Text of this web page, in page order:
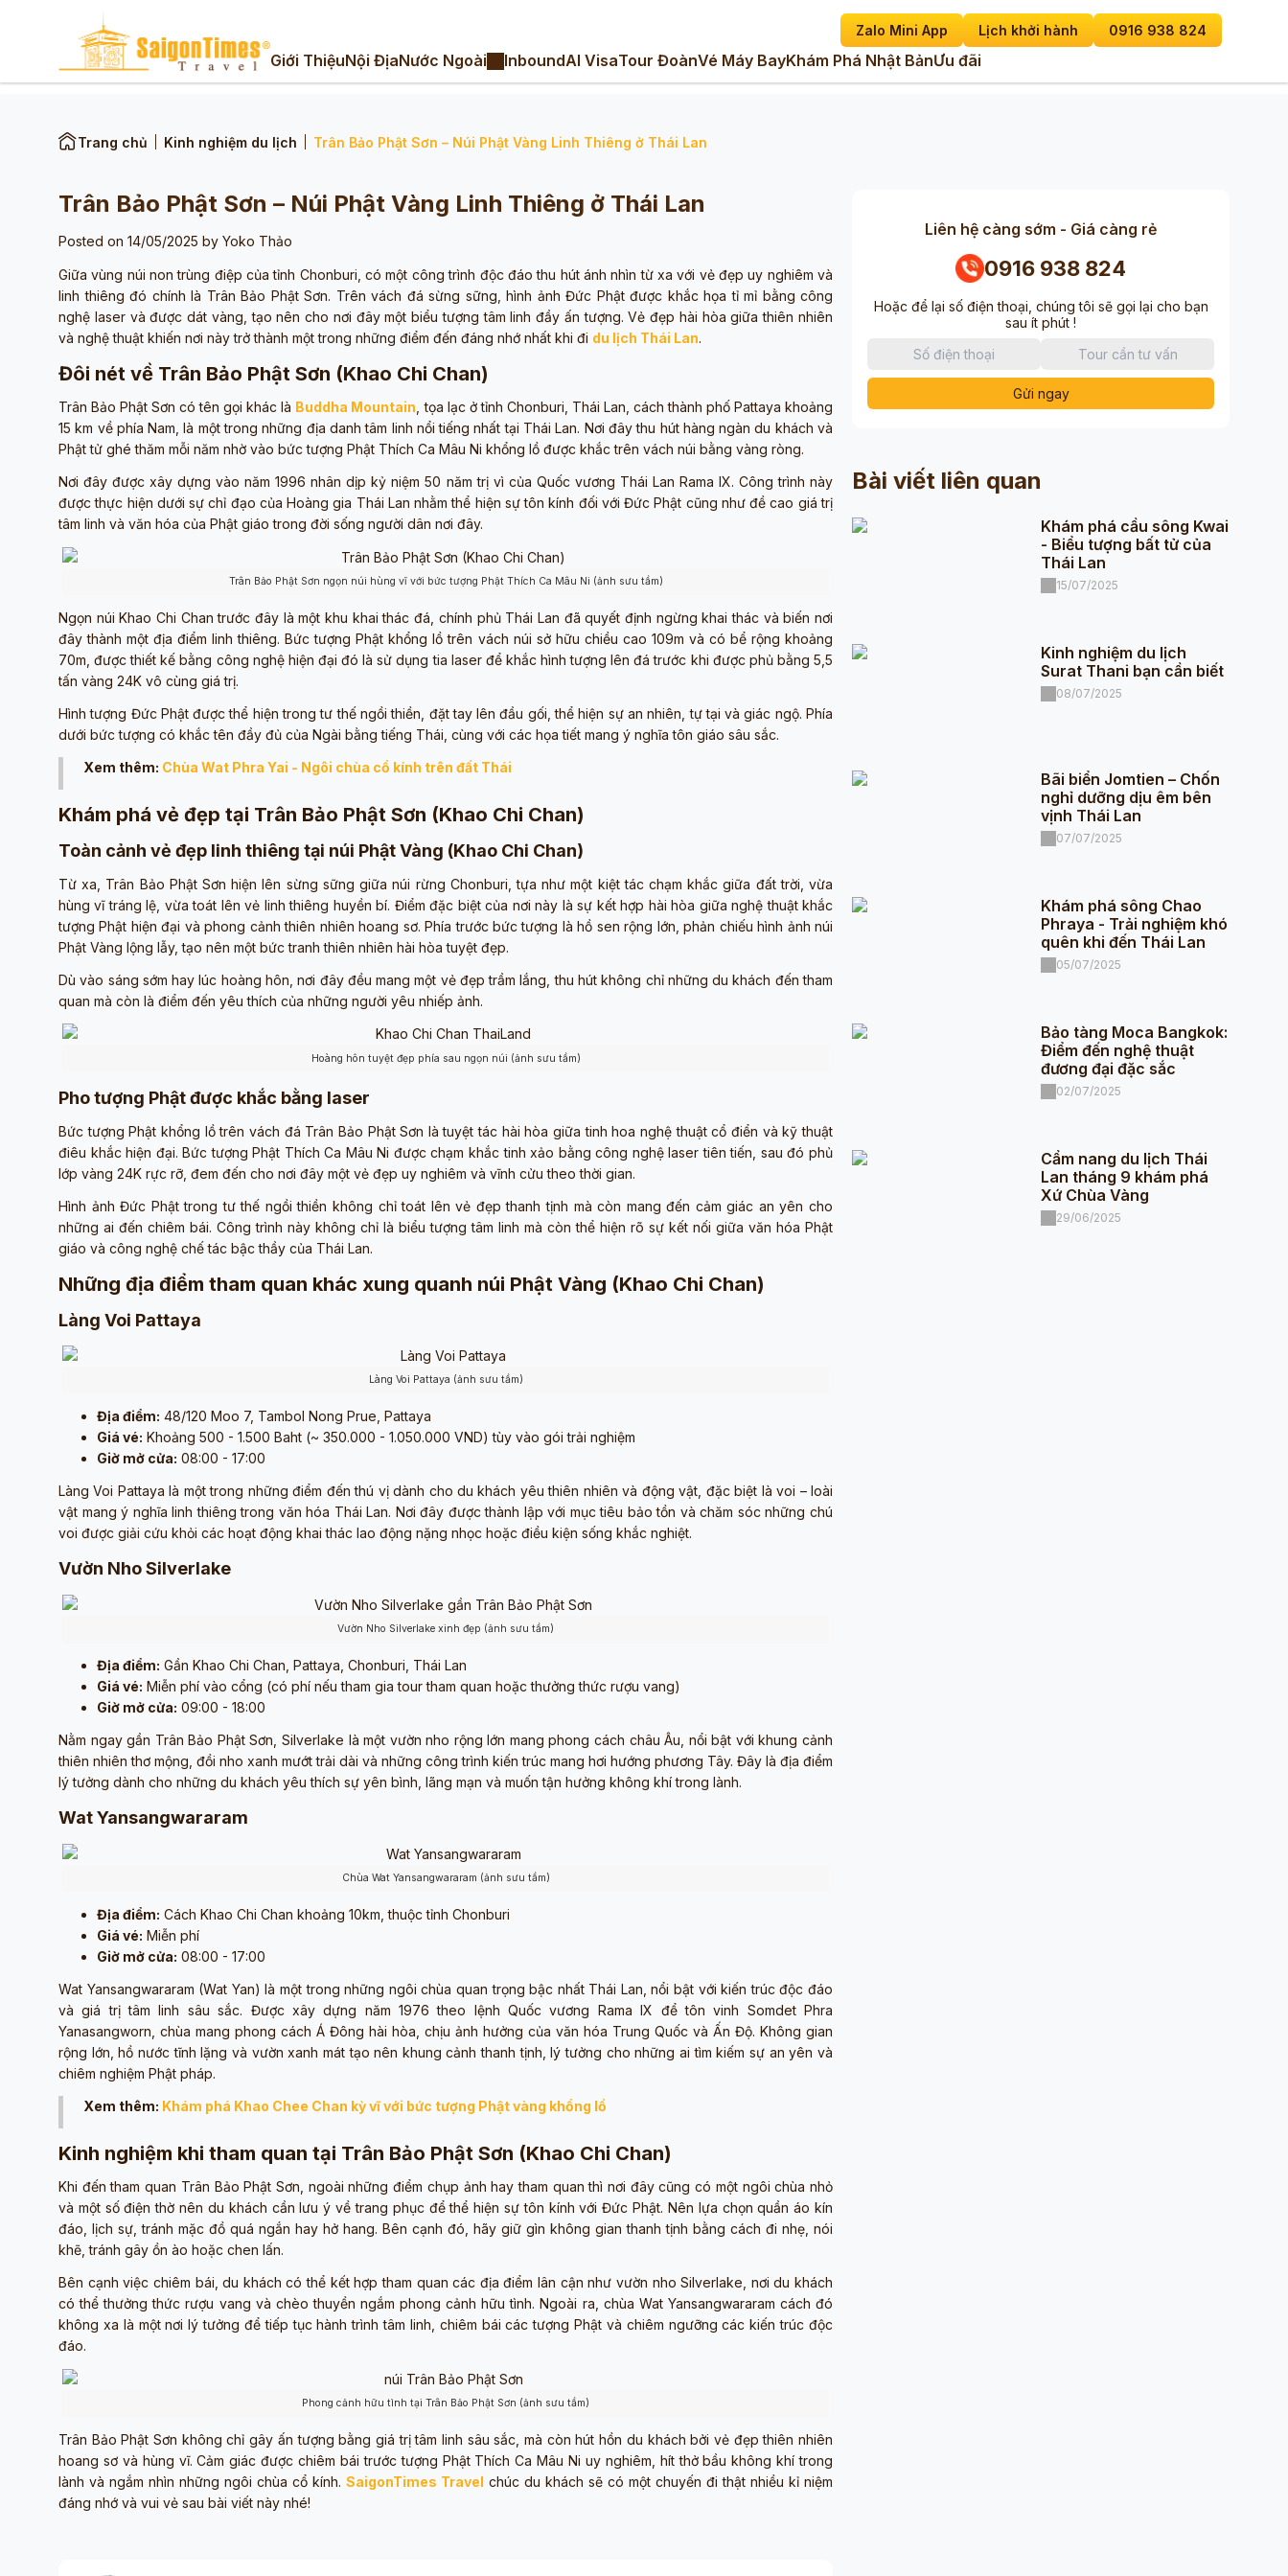
Zalo Mini App Lịch khởi hành 0916 938 824
Giới ThiệuNội ĐịaNước Ngoài InboundAI VisaTour ĐoànVé Máy BayKhám Phá Nhật BảnƯu đãi
Trang chủ Kinh nghiệm du lịch Trân Bảo Phật Sơn – Núi Phật Vàng Linh Thiêng ở Thái Lan
Trân Bảo Phật Sơn – Núi Phật Vàng Linh Thiêng ở Thái Lan
Posted on 14/05/2025 by Yoko Thảo
Giữa vùng núi non trùng điệp của tỉnh Chonburi, có một công trình độc đáo thu hút ánh nhìn từ xa với vẻ đẹp uy nghiêm và
linh thiêng đó chính là Trân Bảo Phật Sơn. Trên vách đá sừng sững, hình ảnh Đức Phật được khắc họa tỉ mỉ bằng công
nghệ laser và được dát vàng, tạo nên cho nơi đây một biểu tượng tâm linh đầy ấn tượng. Vẻ đẹp hài hòa giữa thiên nhiên
và nghệ thuật khiến nơi này trở thành một trong những điểm đến đáng nhớ nhất khi đi du lịch Thái Lan.
Đôi nét về Trân Bảo Phật Sơn (Khao Chi Chan)
Trân Bảo Phật Sơn có tên gọi khác là Buddha Mountain , tọa lạc ở tỉnh Chonburi, Thái Lan, cách thành phố Pattaya khoảng
15 km về phía Nam, là một trong những địa danh tâm linh nổi tiếng nhất tại Thái Lan. Nơi đây thu hút hàng ngàn du khách và
Phật tử ghé thăm mỗi năm nhờ vào bức tượng Phật Thích Ca Mâu Ni khổng lồ được khắc trên vách núi bằng vàng ròng.
Nơi đây được xây dựng vào năm 1996 nhân dịp kỷ niệm 50 năm trị vì của Quốc vương Thái Lan Rama IX. Công trình này
được thực hiện dưới sự chỉ đạo của Hoàng gia Thái Lan nhằm thể hiện sự tôn kính đối với Đức Phật cũng như đề cao giá trị
tâm linh và văn hóa của Phật giáo trong đời sống người dân nơi đây.
Trân Bảo Phật Sơn ngọn núi hùng vĩ với bức tượng Phật Thích Ca Mâu Ni (ảnh sưu tầm)
Ngọn núi Khao Chi Chan trước đây là một khu khai thác đá, chính phủ Thái Lan đã quyết định ngừng khai thác và biến nơi
đây thành một địa điểm linh thiêng. Bức tượng Phật khổng lồ trên vách núi sở hữu chiều cao 109m và có bể rộng khoảng
70m, được thiết kế bằng công nghệ hiện đại đó là sử dụng tia laser để khắc hình tượng lên đá trước khi được phủ bằng 5,5
tấn vàng 24K vô cùng giá trị.
Hình tượng Đức Phật được thể hiện trong tư thế ngồi thiền, đặt tay lên đầu gối, thể hiện sự an nhiên, tự tại và giác ngộ. Phía
dưới bức tượng có khắc tên đầy đủ của Ngài bằng tiếng Thái, cùng với các họa tiết mang ý nghĩa tôn giáo sâu sắc.
Xem thêm: Chùa Wat Phra Yai - Ngôi chùa cổ kính trên đất Thái
Khám phá vẻ đẹp tại Trân Bảo Phật Sơn (Khao Chi Chan)
Toàn cảnh vẻ đẹp linh thiêng tại núi Phật Vàng (Khao Chi Chan)
Từ xa, Trân Bảo Phật Sơn hiện lên sừng sững giữa núi rừng Chonburi, tựa như một kiệt tác chạm khắc giữa đất trời, vừa
hùng vĩ tráng lệ, vừa toát lên vẻ linh thiêng huyền bí. Điểm đặc biệt của nơi này là sự kết hợp hài hòa giữa nghệ thuật khắc
tượng Phật hiện đại và phong cảnh thiên nhiên hoang sơ. Phía trước bức tượng là hồ sen rộng lớn, phản chiếu hình ảnh núi
Phật Vàng lộng lẫy, tạo nên một bức tranh thiên nhiên hài hòa tuyệt đẹp.
Dù vào sáng sớm hay lúc hoàng hôn, nơi đây đều mang một vẻ đẹp trầm lắng, thu hút không chỉ những du khách đến tham
quan mà còn là điểm đến yêu thích của những người yêu nhiếp ảnh.
Hoàng hôn tuyệt đẹp phía sau ngọn núi (ảnh sưu tầm)
Pho tượng Phật được khắc bằng laser
Bức tượng Phật khổng lồ trên vách đá Trân Bảo Phật Sơn là tuyệt tác hài hòa giữa tinh hoa nghệ thuật cổ điển và kỹ thuật
điêu khắc hiện đại. Bức tượng Phật Thích Ca Mâu Ni được chạm khắc tinh xảo bằng công nghệ laser tiên tiến, sau đó phủ
lớp vàng 24K rực rỡ, đem đến cho nơi đây một vẻ đẹp uy nghiêm và vĩnh cửu theo thời gian.
Hình ảnh Đức Phật trong tư thế ngồi thiền không chỉ toát lên vẻ đẹp thanh tịnh mà còn mang đến cảm giác an yên cho
những ai đến chiêm bái. Công trình này không chỉ là biểu tượng tâm linh mà còn thể hiện rõ sự kết nối giữa văn hóa Phật
giáo và công nghệ chế tác bậc thầy của Thái Lan.
Những địa điểm tham quan khác xung quanh núi Phật Vàng (Khao Chi Chan)
Làng Voi Pattaya
Làng Voi Pattaya (ảnh sưu tầm)
Địa điểm: 48/120 Moo 7, Tambol Nong Prue, Pattaya
Giá vé: Khoảng 500 - 1.500 Baht (~ 350.000 - 1.050.000 VND) tùy vào gói trải nghiệm
Giờ mở cửa: 08:00 - 17:00
Làng Voi Pattaya là một trong những điểm đến thú vị dành cho du khách yêu thiên nhiên và động vật, đặc biệt là voi – loài
vật mang ý nghĩa linh thiêng trong văn hóa Thái Lan. Nơi đây được thành lập với mục tiêu bảo tồn và chăm sóc những chú
voi được giải cứu khỏi các hoạt động khai thác lao động nặng nhọc hoặc điều kiện sống khắc nghiệt.
Vườn Nho Silverlake
Vườn Nho Silverlake xinh đẹp (ảnh sưu tầm)
Địa điểm: Gần Khao Chi Chan, Pattaya, Chonburi, Thái Lan
Giá vé: Miễn phí vào cổng (có phí nếu tham gia tour tham quan hoặc thưởng thức rượu vang)
Giờ mở cửa: 09:00 - 18:00
Nằm ngay gần Trân Bảo Phật Sơn, Silverlake là một vườn nho rộng lớn mang phong cách châu Âu, nổi bật với khung cảnh
thiên nhiên thơ mộng, đồi nho xanh mướt trải dài và những công trình kiến trúc mang hơi hướng phương Tây. Đây là địa điểm
lý tưởng dành cho những du khách yêu thích sự yên bình, lãng mạn và muốn tận hưởng không khí trong lành.
Wat Yansangwararam
Chùa Wat Yansangwararam (ảnh sưu tầm)
Địa điểm: Cách Khao Chi Chan khoảng 10km, thuộc tỉnh Chonburi
Giá vé: Miễn phí
Giờ mở cửa: 08:00 - 17:00
Wat Yansangwararam (Wat Yan) là một trong những ngôi chùa quan trọng bậc nhất Thái Lan, nổi bật với kiến trúc độc đáo
và giá trị tâm linh sâu sắc. Được xây dựng năm 1976 theo lệnh Quốc vương Rama IX để tôn vinh Somdet Phra
Yanasangworn, chùa mang phong cách Á Đông hài hòa, chịu ảnh hưởng của văn hóa Trung Quốc và Ấn Độ. Không gian
rộng lớn, hồ nước tĩnh lặng và vườn xanh mát tạo nên khung cảnh thanh tịnh, lý tưởng cho những ai tìm kiếm sự an yên và
chiêm nghiệm Phật pháp.
Xem thêm: Khám phá Khao Chee Chan kỳ vĩ với bức tượng Phật vàng khổng lồ
Kinh nghiệm khi tham quan tại Trân Bảo Phật Sơn (Khao Chi Chan)
Khi đến tham quan Trân Bảo Phật Sơn, ngoài những điểm chụp ảnh hay tham quan thì nơi đây cũng có một ngôi chùa nhỏ
và một số điện thờ nên du khách cần lưu ý về trang phục để thể hiện sự tôn kính với Đức Phật. Nên lựa chọn quần áo kín
đáo, lịch sự, tránh mặc đồ quá ngắn hay hở hang. Bên cạnh đó, hãy giữ gìn không gian thanh tịnh bằng cách đi nhẹ, nói
khẽ, tránh gây ồn ào hoặc chen lấn.
Bên cạnh việc chiêm bái, du khách có thể kết hợp tham quan các địa điểm lân cận như vườn nho Silverlake, nơi du khách
có thể thưởng thức rượu vang và chèo thuyền ngắm phong cảnh hữu tình. Ngoài ra, chùa Wat Yansangwararam cách đó
không xa là một nơi lý tưởng để tiếp tục hành trình tâm linh, chiêm bái các tượng Phật và chiêm ngưỡng các kiến trúc độc
đáo.
Phong cảnh hữu tình tại Trân Bảo Phật Sơn (ảnh sưu tầm)
Trân Bảo Phật Sơn không chỉ gây ấn tượng bằng giá trị tâm linh sâu sắc, mà còn hút hồn du khách bởi vẻ đẹp thiên nhiên
hoang sơ và hùng vĩ. Cảm giác được chiêm bái trước tượng Phật Thích Ca Mâu Ni uy nghiêm, hít thở bầu không khí trong
lành và ngắm nhìn những ngôi chùa cổ kính. SaigonTimes Travel chúc du khách sẽ có một chuyến đi thật nhiều kỉ niệm
đáng nhớ và vui vẻ sau bài viết này nhé!
Liên hệ càng sớm - Giá càng rẻ
0916 938 824
Hoặc để lại số điện thoại, chúng tôi sẽ gọi lại cho bạn
sau ít phút !
Gửi ngay
Bài viết liên quan
Khám phá cầu sông Kwai
- Biểu tượng bất tử của
Thái Lan
15/07/2025
Kinh nghiệm du lịch
Surat Thani bạn cần biết
08/07/2025
Bãi biển Jomtien – Chốn
nghỉ dưỡng dịu êm bên
vịnh Thái Lan
07/07/2025
Khám phá sông Chao
Phraya - Trải nghiệm khó
quên khi đến Thái Lan
05/07/2025
Bảo tàng Moca Bangkok:
Điểm đến nghệ thuật
đương đại đặc sắc
02/07/2025
Cẩm nang du lịch Thái
Lan tháng 9 khám phá
Xứ Chùa Vàng
29/06/2025